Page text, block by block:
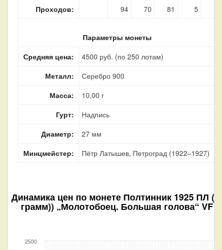
Проходов:
94 70 81 5
Параметры монеты
Средняя цена:
4500 руб. (по 250 лотам)
Металл:
Серебро 900
Масса:
10,00 г
Гурт:
Надпись
Диаметр:
27 мм
Минцмейстер:
Пётр Латышев, Петроград (1922–1927)
Динамика цен по монете Полтинник 1925 ПЛ ((9
грамм)) „Молотобоец. Большая голова“ VF
2500